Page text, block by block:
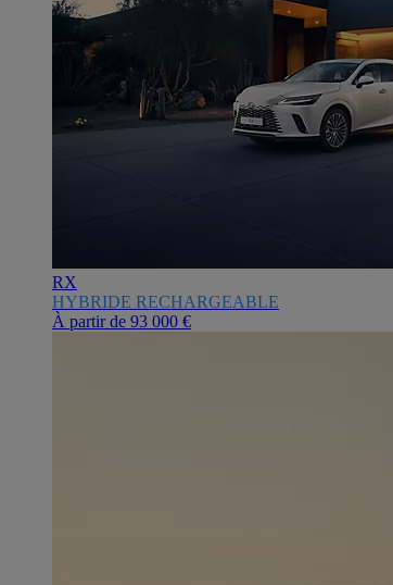
RX
HYBRIDE RECHARGEABLE
À partir de 93 000 €